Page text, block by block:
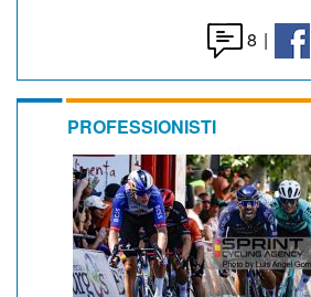
8 |
PROFESSIONISTI